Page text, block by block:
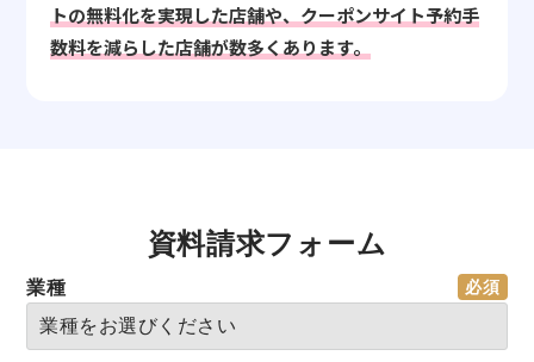
トの無料化を実現した店舗や、クーポンサイト予約手
数料を減らした店舗が数多くあります。
資料請求フォーム
業種